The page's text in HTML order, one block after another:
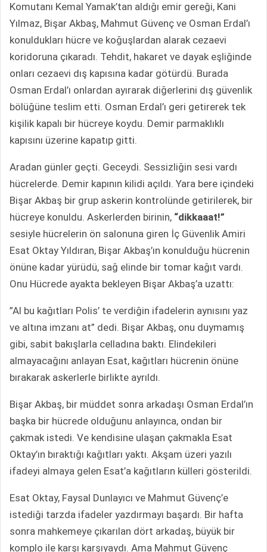
Komutanı Kemal Yamak’tan aldığı emir gereği, Kani
Yılmaz, Bişar Akbaş, Mahmut Güvenç ve Osman Erdal’ı
konuldukları hücre ve koğuşlardan alarak cezaevi
koridoruna çıkaradı. Tehdit, hakaret ve dayak eşliğinde
onları cezaevi dış kapısına kadar götürdü. Burada
Osman Erdal’ı onlardan ayırarak diğerlerini dış güvenlik
bölüğüne teslim etti. Osman Erdal’ı geri getirerek tek
kişilik kapalı bir hücreye koydu. Demir parmaklıklı
kapısını üzerine kapatıp gitti.
Aradan günler geçti. Geceydi. Sessizliğin sesi vardı
hücrelerde. Demir kapının kilidi açıldı. Yara bere içindeki
Bişar Akbaş bir grup askerin kontrolünde getirilerek, bir
hücreye konuldu. Askerlerden birinin, “dikkaaat!”
sesiyle hücrelerin ön salonuna giren İç Güvenlik Amiri
Esat Oktay Yıldıran, Bişar Akbaş’ın konulduğu hücrenin
önüne kadar yürüdü, sağ elinde bir tomar kağıt vardı.
Onu Hücrede ayakta bekleyen Bişar Akbaş’a uzattı:
”Al bu kağıtları Polis’ te verdiğin ifadelerin aynısını yaz
ve altına imzanı at” dedi. Bişar Akbaş, onu duymamış
gibi, sabit bakışlarla celladına baktı. Elindekileri
almayacağını anlayan Esat, kağıtları hücrenin önüne
bırakarak askerlerle birlikte ayrıldı.
Bişar Akbaş, bir müddet sonra arkadaşı Osman Erdal’ın
başka bir hücrede olduğunu anlayınca, ondan bir
çakmak istedi. Ve kendisine ulaşan çakmakla Esat
Oktay’ın bıraktığı kağıtları yaktı. Akşam üzeri yazılı
ifadeyi almaya gelen Esat’a kağıtların külleri gösterildi.
Esat Oktay, Faysal Dunlayıcı ve Mahmut Güvenç’e
istediği tarzda ifadeler yazdırmayı başardı. Bir hafta
sonra mahkemeye çıkarılan dört arkadaş, büyük bir
komplo ile karşı karşıyaydı. Ama Mahmut Güvenç